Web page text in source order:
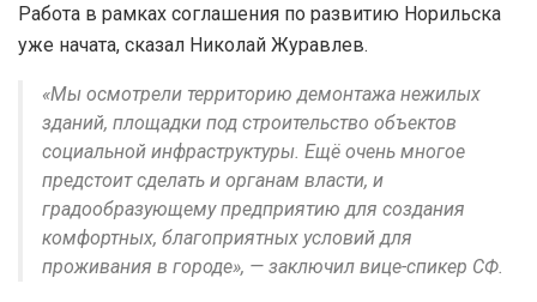
Работа в рамках соглашения по развитию Норильска
уже начата, сказал Николай Журавлев.
«Мы осмотрели территорию демонтажа нежилых
зданий, площадки под строительство объектов
социальной инфраструктуры. Ещё очень многое
предстоит сделать и органам власти, и
градообразующему предприятию для создания
комфортных, благоприятных условий для
проживания в городе», — заключил вице-спикер СФ.